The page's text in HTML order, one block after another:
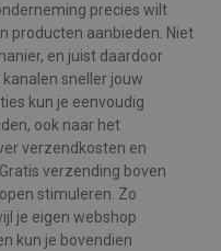
precies wilt
producten aanbieden. Niet
en juist daardoor
sneller jouw
kun je eenvoudig
ook naar het
verzendkosten en
verzending boven
stimuleren. Zo
je eigen webshop
kun je bovendien